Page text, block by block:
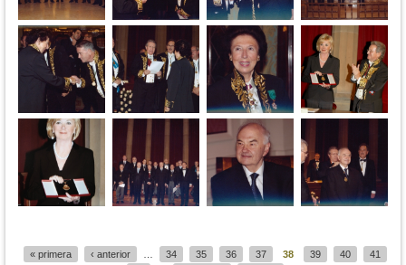
« primera ‹ anterior 34 35 36 37 38 39 40
41